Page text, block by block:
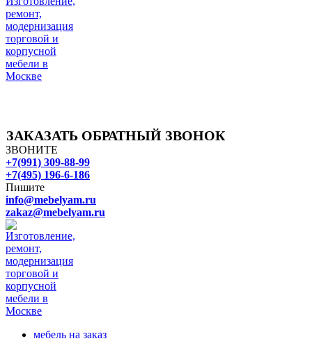
ЗАКАЗАТЬ ОБРАТНЫЙ ЗВОНОК
ЗВОНИТЕ
+7(991) 309-88-99
+7(495) 196-6-186
Пишите
info@mebelyam.ru
zakaz@mebelyam.ru
мебель на заказ